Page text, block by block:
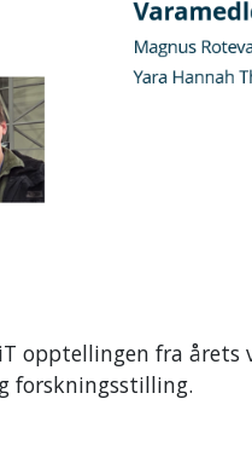
opptellingen fra
forskningsstilling.